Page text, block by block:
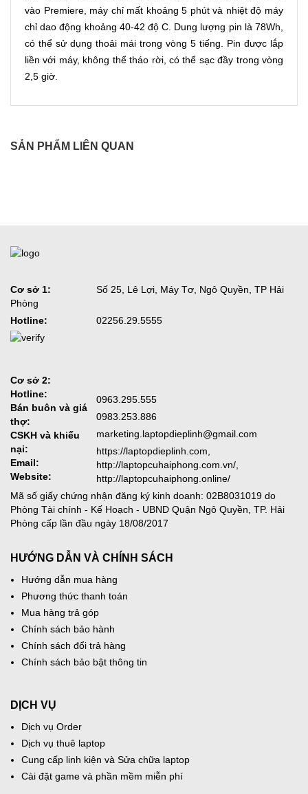
vào Premiere, máy chỉ mất khoảng 5 phút và nhiệt độ máy
chỉ dao động khoảng 40-42 độ C. Dung lượng pin là 78Wh,
có thể sử dụng thoải mái trong vòng 5 tiếng. Pin được lắp
liền với máy, không thể tháo rời, có thể sạc đầy trong vòng
2,5 giờ.
SẢN PHẨM LIÊN QUAN
Cơ sở 1:
Số 25, Lê Lợi, Máy Tơ, Ngô Quyền, TP Hải
Phòng
Hotline:
02256.29.5555
Cơ sở 2:
Hotline:
Bán buôn và giá
thợ:
0963.295.555
CSKH và khiếu
nại:
0983.253.886
Email:
marketing.laptopdieplinh@gmail.com
Website:
https://laptopdieplinh.com,
http://laptopcuhaiphong.com.vn/,
http://laptopcuhaiphong.online/
Mã số giấy chứng nhận đăng ký kinh doanh: 02B8031019 do
Phòng Tài chính - Kế Hoạch - UBND Quận Ngô Quyền, TP. Hải
Phòng cấp lần đầu ngày 18/08/2017
HƯỚNG DẪN VÀ CHÍNH SÁCH
Hướng dẫn mua hàng
Phương thức thanh toán
Mua hàng trả góp
Chính sách bảo hành
Chính sách đổi trả hàng
Chính sách bảo bật thông tin
DỊCH VỤ
Dịch vụ Order
Dịch vụ thuê laptop
Cung cấp linh kiện và Sửa chữa laptop
Cài đặt game và phần mềm miễn phí